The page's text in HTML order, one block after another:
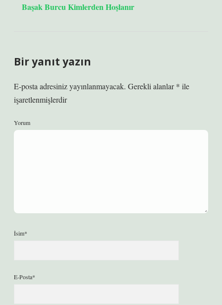
Başak Burcu Kimlerden Hoşlanır
Bir yanıt yazın
E-posta adresiniz yayınlanmayacak. Gerekli alanlar* ile
işaretlenmişlerdir
Yorum
İsim*
E-Posta*